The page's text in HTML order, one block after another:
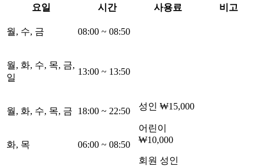
요일 시간 사용료 비고
월, 수, 금 08:00 ~ 08:50
성인 ₩15,000
어린이
₩10,000
회원 성인
월, 화, 수, 목, 금,
일
13:00 ~ 13:50
월, 화, 수, 목, 금 18:00 ~ 22:50
화, 목 06:00 ~ 08:50